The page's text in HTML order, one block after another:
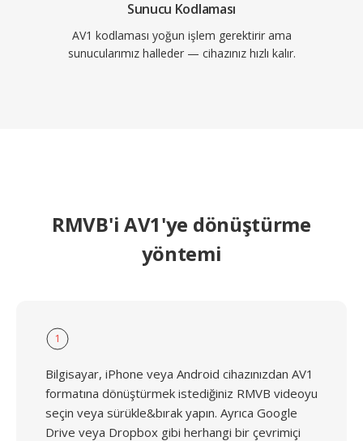
Sunucu Kodlaması
AV1 kodlaması yoğun işlem gerektirir ama
sunucularımız halleder — cihazınız hızlı kalır.
RMVB'i AV1'ye dönüştürme
yöntemi
1
Bilgisayar, iPhone veya Android cihazınızdan AV1
formatına dönüştürmek istediğiniz RMVB videoyu
seçin veya sürükle&bırak yapın. Ayrıca Google
Drive veya Dropbox gibi herhangi bir çevrimiçi